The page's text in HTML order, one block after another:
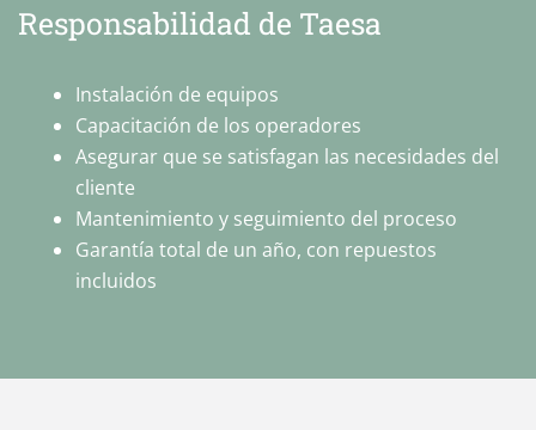
Responsabilidad de Taesa
Instalación de equipos
Capacitación de los operadores
Asegurar que se satisfagan las necesidades del
cliente
Mantenimiento y seguimiento del proceso
Garantía total de un año, con repuestos
incluidos